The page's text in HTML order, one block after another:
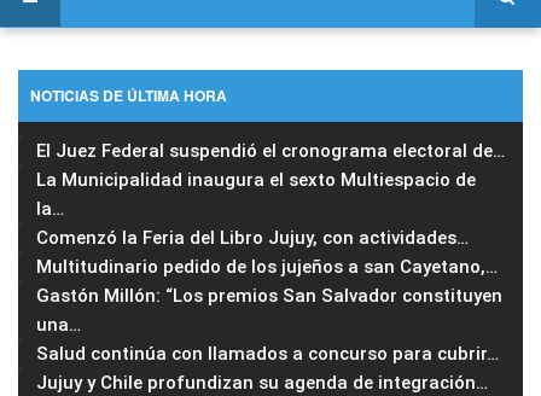
NOTICIAS DE ÚLTIMA HORA
El Juez Federal suspendió el cronograma electoral de…
La Municipalidad inaugura el sexto Multiespacio de
la…
Comenzó la Feria del Libro Jujuy, con actividades…
Multitudinario pedido de los jujeños a san Cayetano,…
Gastón Millón: “Los premios San Salvador constituyen
una…
Salud continúa con llamados a concurso para cubrir…
Jujuy y Chile profundizan su agenda de integración…